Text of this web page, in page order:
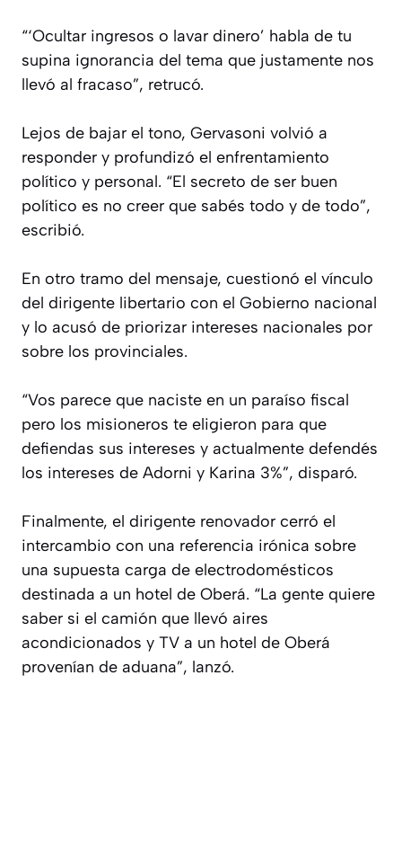
“‘Ocultar ingresos o lavar dinero’ habla de tu
supina ignorancia del tema que justamente nos
llevó al fracaso”, retrucó.
Lejos de bajar el tono, Gervasoni volvió a
responder y profundizó el enfrentamiento
político y personal. “El secreto de ser buen
político es no creer que sabés todo y de todo”,
escribió.
En otro tramo del mensaje, cuestionó el vínculo
del dirigente libertario con el Gobierno nacional
y lo acusó de priorizar intereses nacionales por
sobre los provinciales.
“Vos parece que naciste en un paraíso fiscal
pero los misioneros te eligieron para que
defiendas sus intereses y actualmente defendés
los intereses de Adorni y Karina 3%”, disparó.
Finalmente, el dirigente renovador cerró el
intercambio con una referencia irónica sobre
una supuesta carga de electrodomésticos
destinada a un hotel de Oberá. “La gente quiere
saber si el camión que llevó aires
acondicionados y TV a un hotel de Oberá
provenían de aduana”, lanzó.